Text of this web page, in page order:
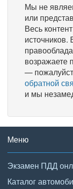
Мы не
или
Весь
источников.
возражаете
—
обратной
и мы
Меню
Экзамен ПДД
Каталог